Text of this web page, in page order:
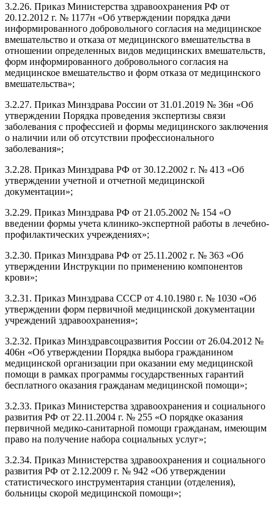
3.2.26. Приказ Министерства здравоохранения РФ от
20.12.2012 г. № 1177н «Об утверждении порядка дачи
информированного добровольного согласия на медицинское
вмешательство и отказа от медицинского вмешательства в
отношении определенных видов медицинских вмешательств,
форм информированного добровольного согласия на
медицинское вмешательство и форм отказа от медицинского
вмешательства»;
3.2.27. Приказ Минздрава России от 31.01.2019 № 36н «Об
утверждении Порядка проведения экспертизы связи
заболевания с профессией и формы медицинского заключения
о наличии или об отсутствии профессионального
заболевания»;
3.2.28. Приказ Минздрава РФ от 30.12.2002 г. № 413 «Об
утверждении учетной и отчетной медицинской
документации»;
3.2.29. Приказ Минздрава РФ от 21.05.2002 № 154 «О
введении формы учета клинико-экспертной работы в лечебно-
профилактических учреждениях»;
3.2.30. Приказ Минздрава РФ от 25.11.2002 г. № 363 «Об
утверждении Инструкции по применению компонентов
крови»;
3.2.31. Приказ Минздрава СССР от 4.10.1980 г. № 1030 «Об
утверждении форм первичной медицинской документации
учреждений здравоохранения»;
3.2.32. Приказ Минздравсоцразвития России от 26.04.2012 №
406н «Об утверждении Порядка выбора гражданином
медицинской организации при оказании ему медицинской
помощи в рамках программы государственных гарантий
бесплатного оказания гражданам медицинской помощи»;
3.2.33. Приказ Министерства здравоохранения и социального
развития РФ от 22.11.2004 г. № 255 «О порядке оказания
первичной медико-санитарной помощи гражданам, имеющим
право на получение набора социальных услуг»;
3.2.34. Приказ Министерства здравоохранения и социального
развития РФ от 2.12.2009 г. № 942 «Об утверждении
статистического инструментария станции (отделения),
больницы скорой медицинской помощи»;